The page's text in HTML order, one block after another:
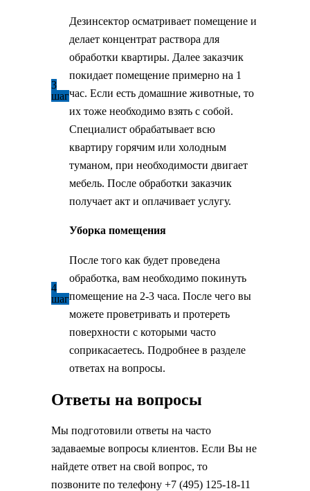
3
шаг
Дезинсектор осматривает помещение и
делает концентрат раствора для
обработки квартиры. Далее заказчик
покидает помещение примерно на 1
час. Если есть домашние животные, то
их тоже необходимо взять с собой.
Специалист обрабатывает всю
квартиру горячим или холодным
туманом, при необходимости двигает
мебель. После обработки заказчик
получает акт и оплачивает услугу.
4
шаг
Уборка помещения
После того как будет проведена
обработка, вам необходимо покинуть
помещение на 2-3 часа. После чего вы
можете проветривать и протереть
поверхности с которыми часто
соприкасаетесь. Подробнее в разделе
ответах на вопросы.
Ответы на вопросы
Мы подготовили ответы на часто
задаваемые вопросы клиентов. Если Вы не
найдете ответ на свой вопрос, то
позвоните по телефону +7 (495) 125-18-11